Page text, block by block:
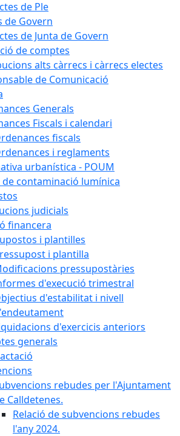
de Ple
de Govern
de Junta de Govern
de comptes
alts càrrecs i càrrecs electes
de Comunicació
Generals
Fiscals i calendari
fiscals
i reglaments
urbanística - POUM
de contaminació lumínica
judicials
financera
i plantilles
i plantilla
pressupostàries
d'execució trimestral
d'estabilitat i nivell
d'exercicis anteriors
generals
rebudes per l'Ajuntament
Calldetenes.
Relació de subvencions rebudes
l'any 2024.